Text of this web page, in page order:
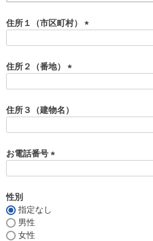
必
須
)
住所１（市区町村）
)
住所２（番地）
須
)
住所３（建物名）
お電話番号
性別
指定なし
男性
女性